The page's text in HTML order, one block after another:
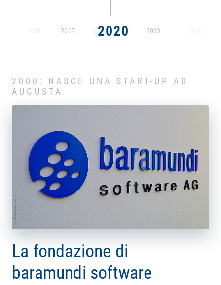
2017 2020 2023
2000: NASCE UNA START-UP AD
AUGUSTA
La fondazione di
baramundi software